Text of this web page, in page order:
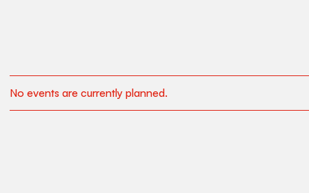
No events are currently planned.